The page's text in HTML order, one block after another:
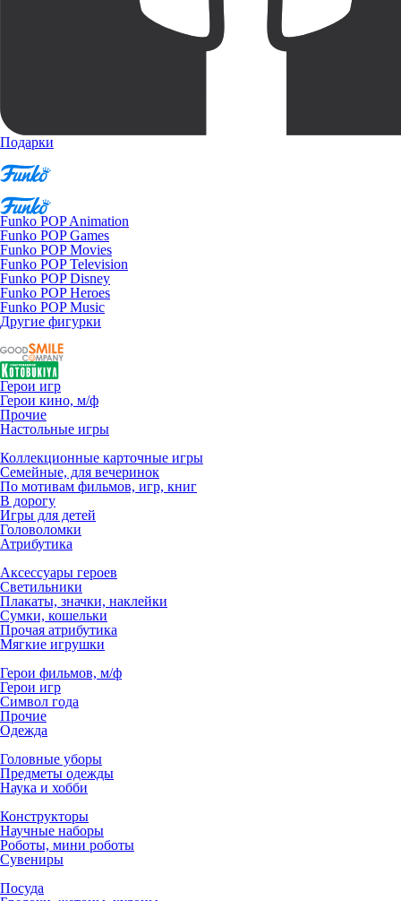
Подарки
Funko POP Animation
Funko POP Games
Funko POP Movies
Funko POP Television
Funko POP Disney
Funko POP Heroes
Funko POP Music
Другие фигурки
Герои игр
Герои кино, м/ф
Прочие
Настольные игры
Коллекционные карточные игры
Семейные, для вечеринок
По мотивам фильмов, игр, книг
В дорогу
Игры для детей
Головоломки
Атрибутика
Аксессуары героев
Светильники
Плакаты, значки, наклейки
Сумки, кошельки
Прочая атрибутика
Мягкие игрушки
Герои фильмов, м/ф
Герои игр
Символ года
Прочие
Одежда
Головные уборы
Предметы одежды
Наука и хобби
Конструкторы
Научные наборы
Роботы, мини роботы
Сувениры
Посуда